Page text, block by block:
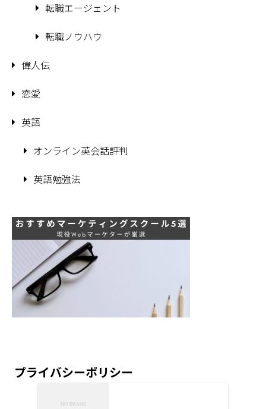
転職エージェント
転職ノウハウ
偉人伝
恋愛
英語
オンライン英会話評判
英語勉強法
プライバシーポリシー